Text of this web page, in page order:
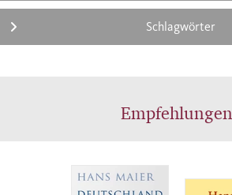
Schlagwörter
Empfehlungen